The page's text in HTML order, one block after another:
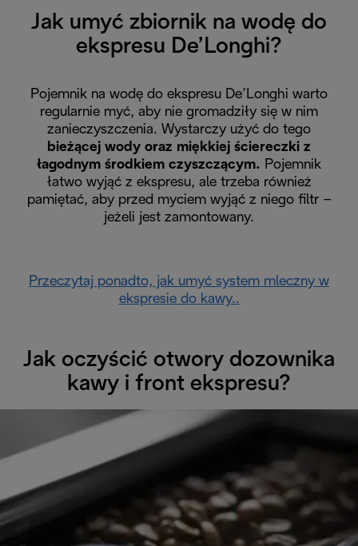
Jak umyć zbiornik na wodę do
ekspresu De’Longhi?
Pojemnik na wodę do ekspresu De’Longhi warto
regularnie myć, aby nie gromadziły się w nim
zanieczyszczenia. Wystarczy użyć do tego
bieżącej wody oraz miękkiej ściereczki z
łagodnym środkiem czyszczącym. Pojemnik
łatwo wyjąć z ekspresu, ale trzeba również
pamiętać, aby przed myciem wyjąć z niego filtr –
jeżeli jest zamontowany.
Przeczytaj ponadto, jak umyć system mleczny w
ekspresie do kawy..
Jak oczyścić otwory dozownika
kawy i front ekspresu?